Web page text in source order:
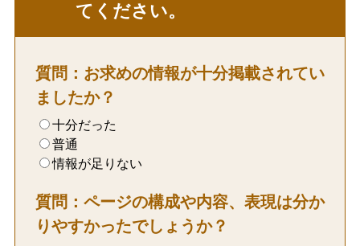
てください。
質問：お求めの情報が十分掲載されてい
ましたか？
十分だった
普通
情報が足りない
質問：ページの構成や内容、表現は分か
りやすかったでしょうか？